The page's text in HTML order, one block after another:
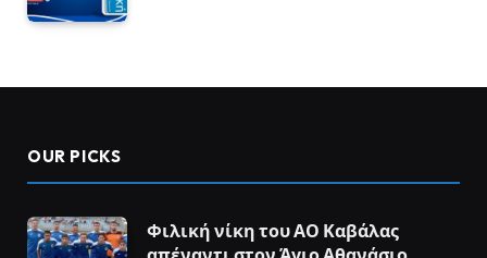
OUR PICKS
Φιλική νίκη του ΑΟ Καβάλας